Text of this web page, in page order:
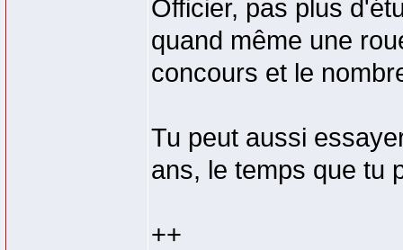
Officier, pas plus
quand même une
concours et le
Tu peut aussi
ans, le temps que tu
++